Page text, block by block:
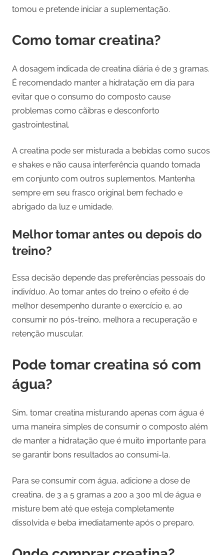
tomou e pretende iniciar a suplementação.
Como tomar creatina?
A dosagem indicada de creatina diária é de 3 gramas.
É recomendado manter a hidratação em dia para
evitar que o consumo do composto cause
problemas como cãibras e desconforto
gastrointestinal.
A creatina pode ser misturada a bebidas como sucos
e shakes e não causa interferência quando tomada
em conjunto com outros suplementos. Mantenha
sempre em seu frasco original bem fechado e
abrigado da luz e umidade.
Melhor tomar antes ou depois do
treino?
Essa decisão depende das preferências pessoais do
indivíduo. Ao tomar antes do treino o efeito é de
melhor desempenho durante o exercício e, ao
consumir no pós-treino, melhora a recuperação e
retenção muscular.
Pode tomar creatina só com
água?
Sim, tomar creatina misturando apenas com água é
uma maneira simples de consumir o composto além
de manter a hidratação que é muito importante para
se garantir bons resultados ao consumi-la.
Para se consumir com água, adicione a dose de
creatina, de 3 a 5 gramas a 200 a 300 ml de água e
misture bem até que esteja completamente
dissolvida e beba imediatamente após o preparo.